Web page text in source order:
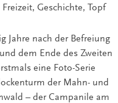
Freizeit, Geschichte, Topf
Jahre nach der Befreiung
dem Ende des Zweiten
eine Foto-Serie
der Mahn- und
– der Campanile am